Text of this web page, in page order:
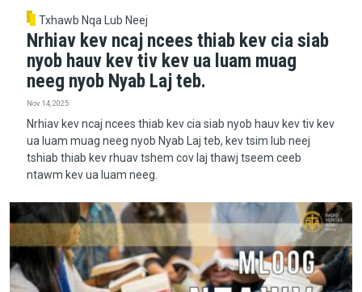
Txhawb Nqa Lub Neej
Nrhiav kev ncaj ncees thiab kev cia siab
nyob hauv kev tiv kev ua luam muag
neeg nyob Nyab Laj teb.
Nov 14, 2025
Nrhiav kev ncaj ncees thiab kev cia siab nyob hauv kev tiv kev
ua luam muag neeg nyob Nyab Laj teb, kev tsim lub neej
tshiab thiab kev rhuav tshem cov laj thawj tseem ceeb
ntawm kev ua luam neeg.